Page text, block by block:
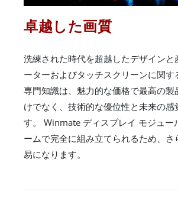
卓越した画質
洗練された時代を超越したデザインと
ーターおよびタッチスクリーンに関
専門知識は、魅力的な価格で最高の製
けでなく、技術的な優位性と未来の感
す。 Winmate ディスプレイ モジュー
ームで完全に組み立てられるため、さ
易になります。